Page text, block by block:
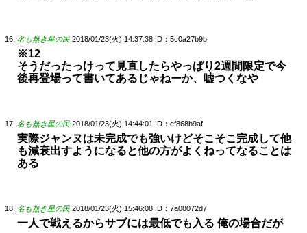
名も無き星の民 2018/01/23(火) 14:37:38 ID：5c0a27b9b
※12
そうだったっけって見直したらやっぱり2週間限定で今
後再登場って書いてあるじゃねーか、嘘つくなや
名も無き星の民 2018/01/23(火) 14:44:01 ID：ef868b9af
実際ジャンヌは未完成でも強いけどそこそこ完成して他
も減衰出すようになると他の方がよくねってなることは
ある
名も無き星の民 2018/01/23(火) 15:46:08 ID：7a08072d7
一人で戦えるからサブには最低でも入る 俺の場合だが